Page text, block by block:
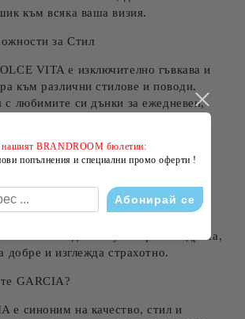
към всяка ваша визия.
за Стил
VITA е изключително гъвкава и
към различни стилове и поводи.
с любимите си дънки за ежедневен,
съчетайте с елегантна пола и
изискана, но все още неформална
спортни шорти за максимален
на летните си приключения или я
за стилна офис визия в по-
среди. Тя е идеалният избор за
цени комфорта, но не прави
и иска да има универсална дреха,
добре и изглежда страхотно.
GARCIA?
е синоним на качество, стил и
нашият BRANDROOM бюлетин:
попълнения и специални промо оферти !